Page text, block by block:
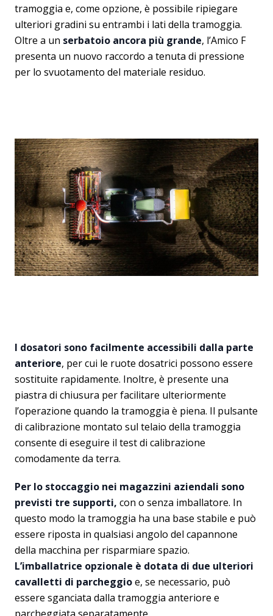
tramoggia e, come opzione, è possibile ripiegare
ulteriori gradini su entrambi i lati della tramoggia.
Oltre a un serbatoio ancora più grande, l’Amico F
presenta un nuovo raccordo a tenuta di pressione
per lo svuotamento del materiale residuo.
I dosatori sono facilmente accessibili dalla parte
anteriore, per cui le ruote dosatrici possono essere
sostituite rapidamente. Inoltre, è presente una
piastra di chiusura per facilitare ulteriormente
l’operazione quando la tramoggia è piena. Il pulsante
di calibrazione montato sul telaio della tramoggia
consente di eseguire il test di calibrazione
comodamente da terra.
Per lo stoccaggio nei magazzini aziendali sono
previsti tre supporti, con o senza imballatore. In
questo modo la tramoggia ha una base stabile e può
essere riposta in qualsiasi angolo del capannone
della macchina per risparmiare spazio.
L’imballatrice opzionale è dotata di due ulteriori
cavalletti di parcheggioe, se necessario, può
essere sganciata dalla tramoggia anteriore e